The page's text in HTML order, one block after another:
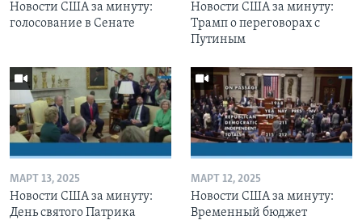
Новости США за минуту:
голосование в Сенате
Новости США за минуту:
Трамп о переговорах с
Путиным
МАРТ 13, 2025
Новости США за минуту:
День святого Патрика
МАРТ 12, 2025
Новости США за минуту:
Временный бюджет